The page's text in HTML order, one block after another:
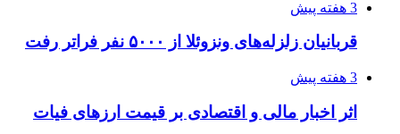
3 هفته پیش
قربانیان زلزله‌های ونزوئلا از ۵۰۰۰ نفر فراتر رفت
3 هفته پیش
اثر اخبار مالی و اقتصادی بر قیمت ارزهای فیات